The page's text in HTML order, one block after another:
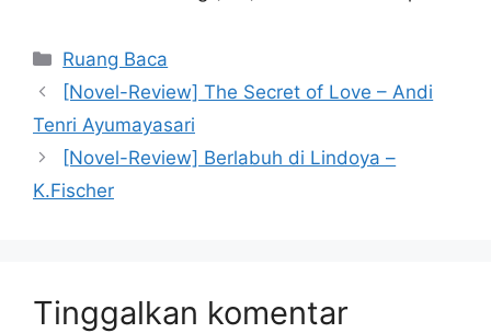
Kategori
Ruang Baca
[Novel-Review] The Secret of Love – Andi
Tenri Ayumayasari
[Novel-Review] Berlabuh di Lindoya –
K.Fischer
Tinggalkan komentar